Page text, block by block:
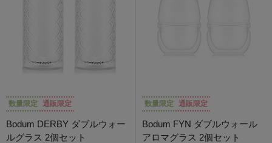
数量限定 通販限定
Bodum DERBY ダブルウォー
ルグラス 2個セット
数量限定 通販限定
Bodum FYN ダブルウォール
アロマグラス 2個セット